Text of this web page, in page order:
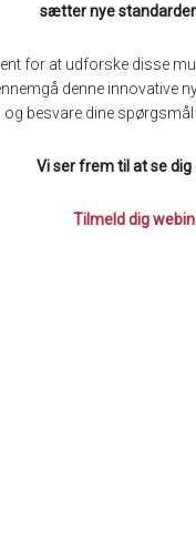
sætter nye
for at udforske disse
denne innovative
og besvare dine spørgsmål
Vi ser frem til at se dig
Tilmeld dig